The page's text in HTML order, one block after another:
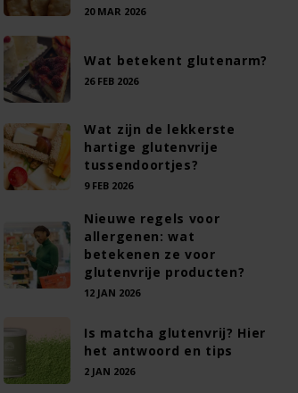
20 MAR 2026
Wat betekent glutenarm?
26 FEB 2026
Wat zijn de lekkerste
hartige glutenvrije
tussendoortjes?
9 FEB 2026
Nieuwe regels voor
allergenen: wat
betekenen ze voor
glutenvrije producten?
12 JAN 2026
Is matcha glutenvrij? Hier
het antwoord en tips
2 JAN 2026